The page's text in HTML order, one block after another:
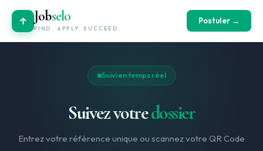
Jobselo
FIND. APPLY. SUCCEED.
Postuler →
Suivi en temps réel
Suivez votredossier
Entrez votre référence unique ou scannez votre QR Code